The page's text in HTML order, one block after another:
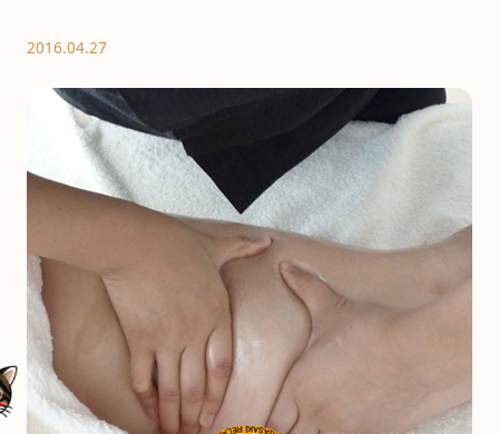
2016.04.27